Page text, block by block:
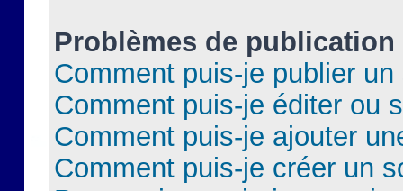
Problèmes de publication
Comment puis-je publier
Comment puis-je éditer ou
Comment puis-je ajouter
Comment puis-je créer un